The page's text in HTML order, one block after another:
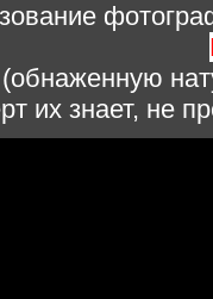
их знает, не